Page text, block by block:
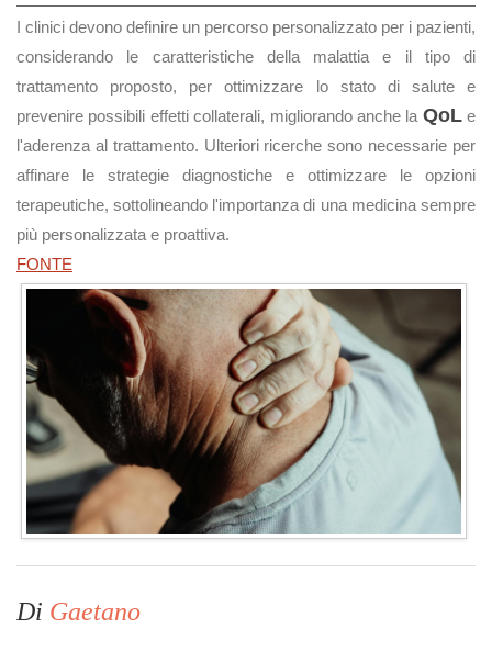
I clinici devono definire un percorso personalizzato per i pazienti,
considerando le caratteristiche della malattia e il tipo di
trattamento proposto, per ottimizzare lo stato di salute e
prevenire possibili effetti collaterali, migliorando anche la QoLe
l'aderenza al trattamento. Ulteriori ricerche sono necessarie per
affinare le strategie diagnostiche e ottimizzare le opzioni
terapeutiche, sottolineando l'importanza di una medicina sempre
più personalizzata e proattiva.
FONTE
Di Gaetano